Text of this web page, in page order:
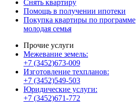
Снять квартиру
Помощь в получении ипотеки
Покупка квартиры по программе
молодая семья
Прочие услуги
Межевание земель:
+7 (3452)673-009
Изготовление техпланов:
+7 (3452)549-503
Юридические услуги:
+7 (3452)671-772